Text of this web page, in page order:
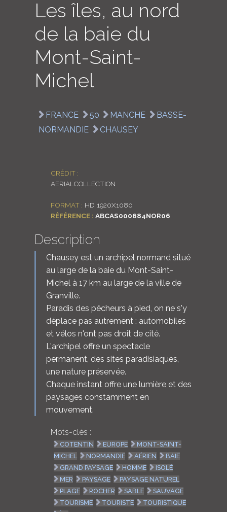
LOGIN
Les îles, au nord
de la baie du
Mont-Saint-
Michel
FRANCE 50 MANCHE
BASSE-
NORMANDIE
CHAUSEY
CRÉDIT :
AERIALCOLLECTION
FORMAT : HD 1920X1080
RÉFÉRENCE : ABCAS000684NOR06
Description
Chausey est un archipel normand situé
au large de la baie du Mont-Saint-
Michel à 17 km au large de la ville de
Granville.
Paradis des pêcheurs à pied, on ne s'y
déplace pas autrement : automobiles
et vélos n'ont pas droit de cité.
L'archipel offre un spectacle
permanent, des sites paradisiaques,
une nature préservée.
Chaque instant offre une lumière et des
paysages constamment en
mouvement.
Mots-clés :
COTENTIN EUROPE
MONT-SAINT-
MICHEL
NORMANDIE AÉRIEN
BAIE
GRAND PAYSAGE
HOMME
ISOLÉ
MER
PAYSAGE
PAYSAGE NATUREL
PLAGE
ROCHER SABLE
SAUVAGE
TOURISME
TOURISTE
TOURISTIQUE